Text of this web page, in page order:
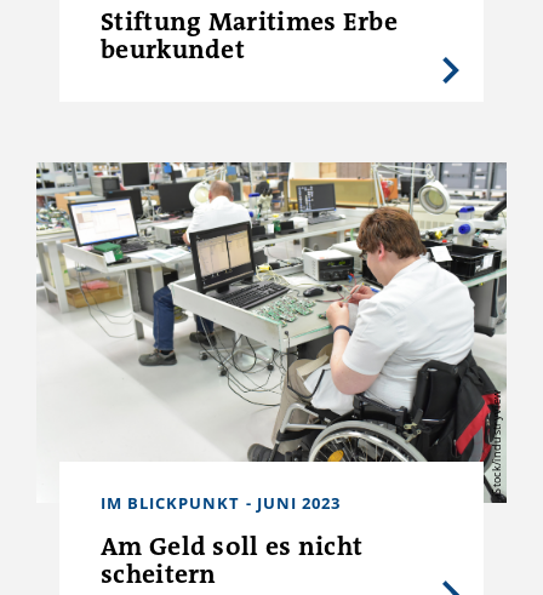
Stiftung Maritimes Erbe
beurkundet
iStock/industryview
IM BLICKPUNKT - JUNI 2023
Am Geld soll es nicht
scheitern